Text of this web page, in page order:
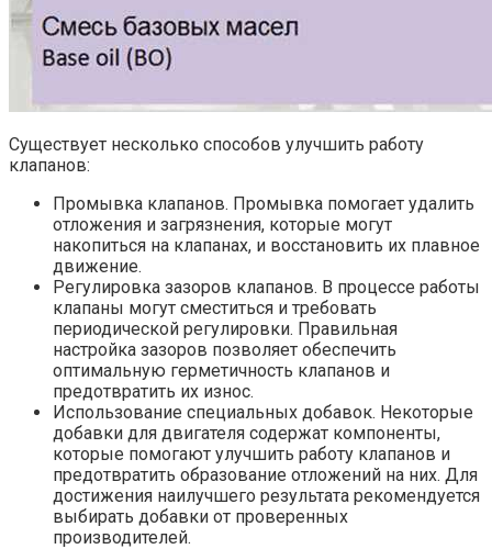
Существует несколько способов улучшить работу
клапанов:
Промывка клапанов. Промывка помогает удалить
отложения и загрязнения, которые могут
накопиться на клапанах, и восстановить их плавное
движение.
Регулировка зазоров клапанов. В процессе работы
клапаны могут сместиться и требовать
периодической регулировки. Правильная
настройка зазоров позволяет обеспечить
оптимальную герметичность клапанов и
предотвратить их износ.
Использование специальных добавок. Некоторые
добавки для двигателя содержат компоненты,
которые помогают улучшить работу клапанов и
предотвратить образование отложений на них. Для
достижения наилучшего результата рекомендуется
выбирать добавки от проверенных
производителей.